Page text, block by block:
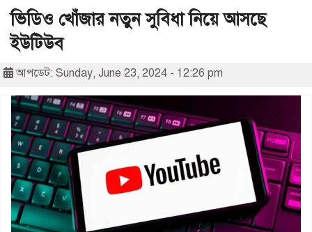
ভিডিও খোঁজার নতুন সুবিধা নিয়ে আসছে
ইউটিউব
আপডেট: Sunday, June 23, 2024 - 12:26 pm